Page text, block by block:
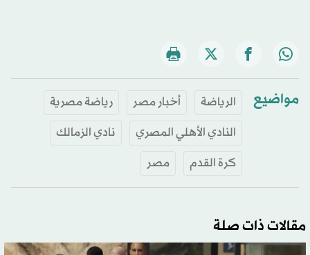
مواضيع الرياضة أخبار مصر
رياضة مصرية
النادي الأهلي المصري
نادي الزمالك
كرة القدم
مصر
مقالات ذات صلة